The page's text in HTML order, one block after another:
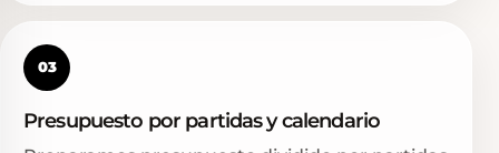
03
Presupuesto por partidas y calendario